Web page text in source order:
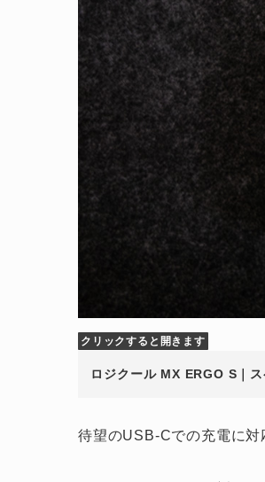
クリックすると開きます
ロジクール MX ERGO S｜
待望のUSB-Cでの充電に対